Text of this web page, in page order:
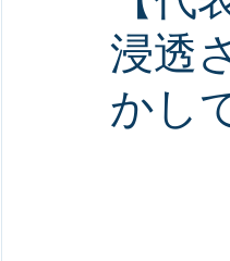
会計・財務・ファイナンス
浸透
かし